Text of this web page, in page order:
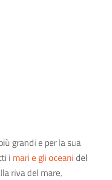
grandi e per la sua
i mari e gli oceani del
riva del mare,